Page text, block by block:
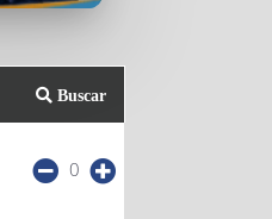
Buscar
0